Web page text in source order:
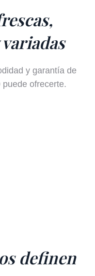
y garantía de
ofrecerte.
definen